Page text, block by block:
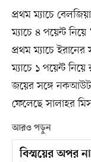
প্রথম ম্যাচে
ম্যাচে ৪ পয়েন্ট
প্রথম ম্যাচে
ম্যাচে ১ পয়েন্ট
জয়ের সঙ্গে নকআউট
ফেলেছে সালাহর
আরও পড়ুন
বিস্ময়ের অপর